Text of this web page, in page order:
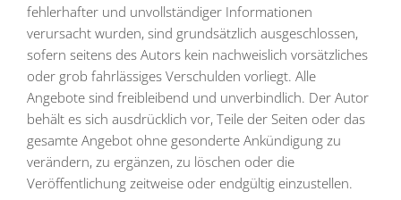
fehlerhafter und unvollständiger Informationen
verursacht wurden, sind grundsätzlich ausgeschlossen,
sofern seitens des Autors kein nachweislich vorsätzliches
oder grob fahrlässiges Verschulden vorliegt. Alle
Angebote sind freibleibend und unverbindlich. Der Autor
behält es sich ausdrücklich vor, Teile der Seiten oder das
gesamte Angebot ohne gesonderte Ankündigung zu
verändern, zu ergänzen, zu löschen oder die
Veröffentlichung zeitweise oder endgültig einzustellen.